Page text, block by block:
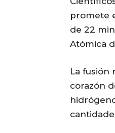
promete
de 22
Atómica
La fusión
corazón